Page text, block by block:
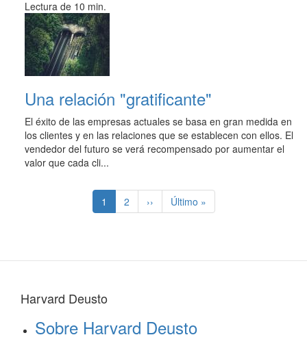
Lectura de 10 min.
Una relación "gratificante"
El éxito de las empresas actuales se basa en gran medida en
los clientes y en las relaciones que se establecen con ellos. El
vendedor del futuro se verá recompensado por aumentar el
valor que cada cli...
Página
actual
1 Page
2
Siguiente
página
››
Última
página
Último »
Harvard Deusto
Sobre Harvard Deusto